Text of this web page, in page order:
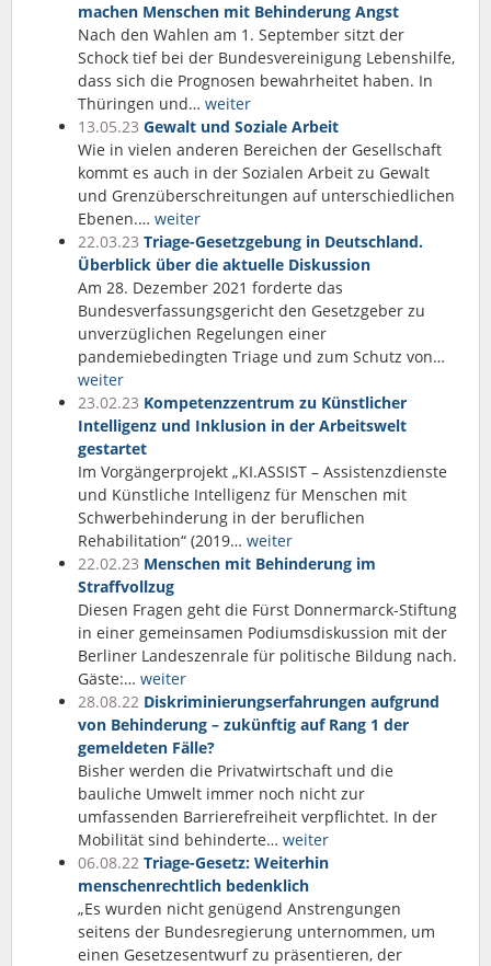
machen Menschen mit Behinderung Angst
Nach den Wahlen am 1. September sitzt der
Schock tief bei der Bundesvereinigung Lebenshilfe,
dass sich die Prognosen bewahrheitet haben. In
Thüringen und… weiter
13.05.23 Gewalt und Soziale Arbeit
Wie in vielen anderen Bereichen der Gesellschaft
kommt es auch in der Sozialen Arbeit zu Gewalt
und Grenzüberschreitungen auf unterschiedlichen
Ebenen.… weiter
22.03.23 Triage-Gesetzgebung in Deutschland.
Überblick über die aktuelle Diskussion
Am 28. Dezember 2021 forderte das
Bundesverfassungsgericht den Gesetzgeber zu
unverzüglichen Regelungen einer
pandemiebedingten Triage und zum Schutz von…
weiter
23.02.23 Kompetenzzentrum zu Künstlicher
Intelligenz und Inklusion in der Arbeitswelt
gestartet
Im Vorgängerprojekt „KI.ASSIST – Assistenzdienste
und Künstliche Intelligenz für Menschen mit
Schwerbehinderung in der beruflichen
Rehabilitation“ (2019… weiter
22.02.23 Menschen mit Behinderung im
Straffvollzug
Diesen Fragen geht die Fürst Donnermarck-Stiftung
in einer gemeinsamen Podiumsdiskussion mit der
Berliner Landeszenrale für politische Bildung nach.
Gäste:… weiter
28.08.22 Diskriminierungserfahrungen aufgrund
von Behinderung – zukünftig auf Rang 1 der
gemeldeten Fälle?
Bisher werden die Privatwirtschaft und die
bauliche Umwelt immer noch nicht zur
umfassenden Barrierefreiheit verpflichtet. In der
Mobilität sind behinderte… weiter
06.08.22 Triage-Gesetz: Weiterhin
menschenrechtlich bedenklich
„Es wurden nicht genügend Anstrengungen
seitens der Bundesregierung unternommen, um
einen Gesetzesentwurf zu präsentieren, der